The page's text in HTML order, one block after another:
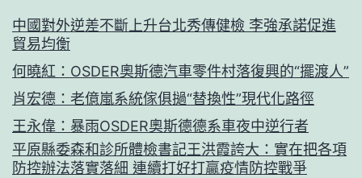
中國對外逆差不斷上升台北秀傳健檢 李強承諾促進
貿易均衡
何曉紅：OSDER奧斯德汽車零件村落復興的“擺渡人”
肖宏德：老億嵐系統傢俱撾“替換性”現代化路徑
王永偉：暴雨OSDER奧斯德德系車夜中逆行者
平原縣委森和診所體檢書記王洪霞誇大：實在把各項
防控辦法落實落細 連續打好打贏疫情防控戰爭